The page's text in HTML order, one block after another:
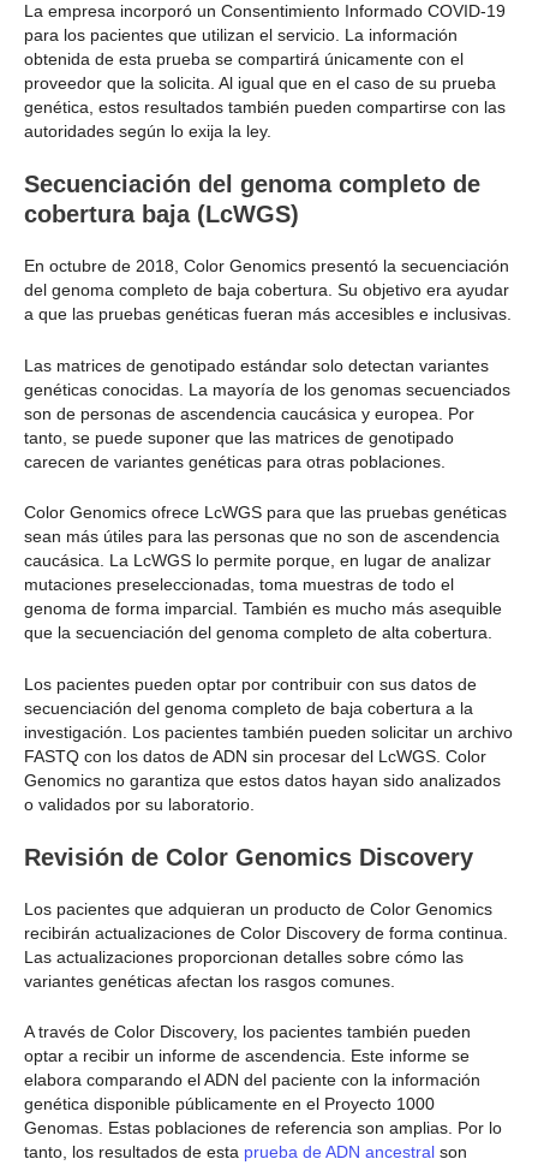
La empresa incorporó un Consentimiento Informado COVID-19
para los pacientes que utilizan el servicio. La información
obtenida de esta prueba se compartirá únicamente con el
proveedor que la solicita. Al igual que en el caso de su prueba
genética, estos resultados también pueden compartirse con las
autoridades según lo exija la ley.
Secuenciación del genoma completo de
cobertura baja (LcWGS)
En octubre de 2018, Color Genomics presentó la secuenciación
del genoma completo de baja cobertura. Su objetivo era ayudar
a que las pruebas genéticas fueran más accesibles e inclusivas.
Las matrices de genotipado estándar solo detectan variantes
genéticas conocidas. La mayoría de los genomas secuenciados
son de personas de ascendencia caucásica y europea. Por
tanto, se puede suponer que las matrices de genotipado
carecen de variantes genéticas para otras poblaciones.
Color Genomics ofrece LcWGS para que las pruebas genéticas
sean más útiles para las personas que no son de ascendencia
caucásica. La LcWGS lo permite porque, en lugar de analizar
mutaciones preseleccionadas, toma muestras de todo el
genoma de forma imparcial. También es mucho más asequible
que la secuenciación del genoma completo de alta cobertura.
Los pacientes pueden optar por contribuir con sus datos de
secuenciación del genoma completo de baja cobertura a la
investigación. Los pacientes también pueden solicitar un archivo
FASTQ con los datos de ADN sin procesar del LcWGS. Color
Genomics no garantiza que estos datos hayan sido analizados
o validados por su laboratorio.
Revisión de Color Genomics Discovery
Los pacientes que adquieran un producto de Color Genomics
recibirán actualizaciones de Color Discovery de forma continua.
Las actualizaciones proporcionan detalles sobre cómo las
variantes genéticas afectan los rasgos comunes.
A través de Color Discovery, los pacientes también pueden
optar a recibir un informe de ascendencia. Este informe se
elabora comparando el ADN del paciente con la información
genética disponible públicamente en el Proyecto 1000
Genomas. Estas poblaciones de referencia son amplias. Por lo
tanto, los resultados de esta prueba de ADN ancestral son